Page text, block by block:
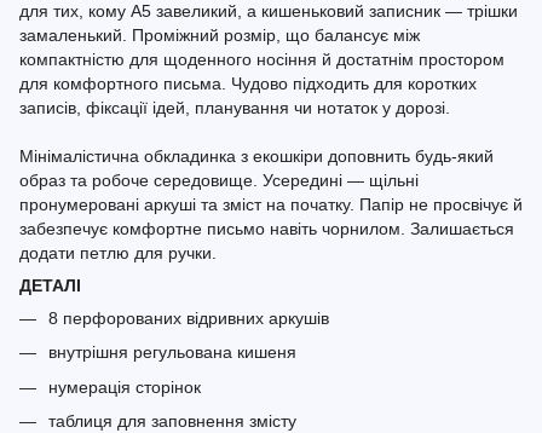
для тих, кому A5 завеликий, а кишеньковий записник — трішки
замаленький. Проміжний розмір, що балансує між
компактністю для щоденного носіння й достатнім простором
для комфортного письма. Чудово підходить для коротких
записів, фіксації ідей, планування чи нотаток у дорозі.
Мінімалістична обкладинка з екошкіри доповнить будь-який
образ та робоче середовище. Усередині — щільні
пронумеровані аркуші та зміст на початку. Папір не просвічує й
забезпечує комфортне письмо навіть чорнилом. Залишається
додати петлю для ручки.
ДЕТАЛІ
8 перфорованих відривних аркушів
внутрішня регульована кишеня
нумерація сторінок
таблиця для заповнення змісту